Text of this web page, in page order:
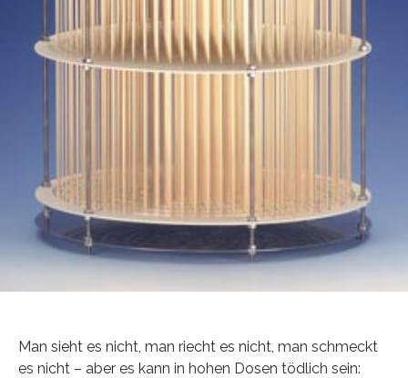
Man sieht es nicht, man riecht es nicht, man schmeckt
es nicht – aber es kann in hohen Dosen tödlich sein: